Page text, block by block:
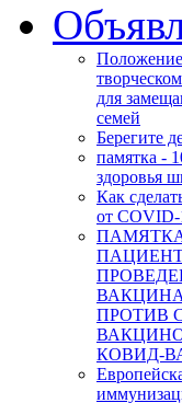
для
семей
Берегите
памятка -
здоровья
Как
от COVID-
ПРОТИВ
КОВИД-